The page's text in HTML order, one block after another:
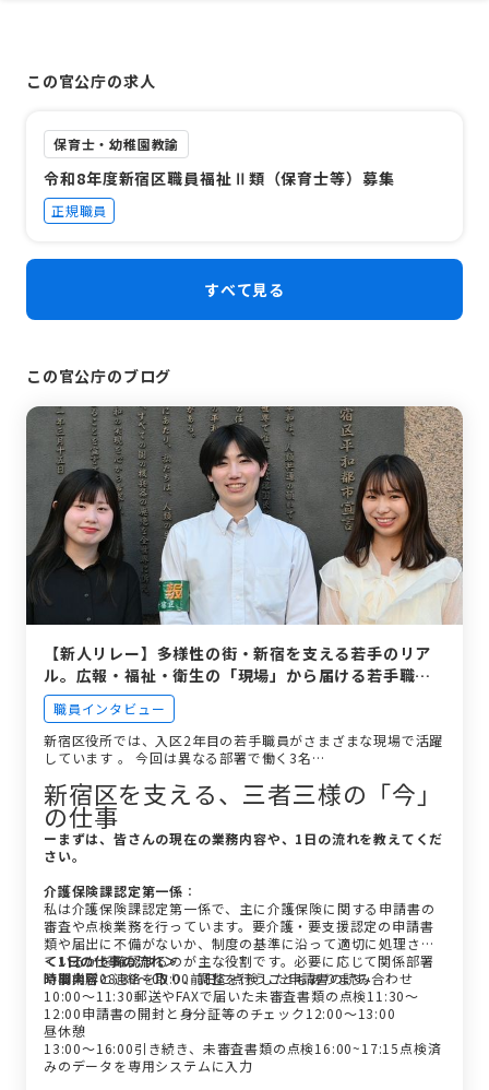
この官公庁の求人
保育士・幼稚園教諭
令和8年度新宿区職員福祉Ⅱ類（保育士等）募集
正規職員
すべて見る
この官公庁のブログ
【新人リレー】多様性の街・新宿を支える若手のリア
ル。広報・福祉・衛生の「現場」から届ける若手職員
インタビュー
職員インタビュー
新宿区役所では、入区2年目の若手職員がさまざまな現場で活躍
しています 。 今回は異なる部署で働く3名…
新宿区を支える、三者三様の「今」
の仕事
ーまずは、皆さんの現在の業務内容や、1日の流れを教えてくだ
さい。
介護保険課認定第一係 ：
私は介護保険課認定第一係で、主に介護保険に関する申請書の
審査や点検業務を行っています。要介護・要支援認定の申請書
類や届出に不備がないか、制度の基準に沿って適切に処理され
ているかを確認するのが主な役割です。必要に応じて関係部署
や事業所と連絡を取り、調整を行うこともあります。
＜1日の仕事の流れ＞
時間内容08:30〜09:00前日に点検した申請書の読み合わせ
10:00〜11:30郵送やFAXで届いた未審査書類の点検11:30〜
12:00申請書の開封と身分証等のチェック12:00〜13:00
昼休憩
13:00〜16:00引き続き、未審査書類の点検16:00~17:15点検済
みのデータを専用システムに入力